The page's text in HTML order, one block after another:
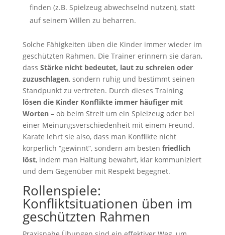
finden (z.B. Spielzeug abwechselnd nutzen), statt
auf seinem Willen zu beharren.
Solche Fähigkeiten üben die Kinder immer wieder im
geschützten Rahmen. Die Trainer erinnern sie daran,
dass Stärke nicht bedeutet, laut zu schreien oder
zuzuschlagen, sondern ruhig und bestimmt seinen
Standpunkt zu vertreten. Durch dieses Training
lösen die Kinder Konflikte immer häufiger mit
Worten– ob beim Streit um ein Spielzeug oder bei
einer Meinungsverschiedenheit mit einem Freund.
Karate lehrt sie also, dass man Konflikte nicht
körperlich “gewinnt”, sondern am besten friedlich
löst, indem man Haltung bewahrt, klar kommuniziert
und dem Gegenüber mit Respekt begegnet.
Rollenspiele:
Konfliktsituationen üben im
geschützten Rahmen